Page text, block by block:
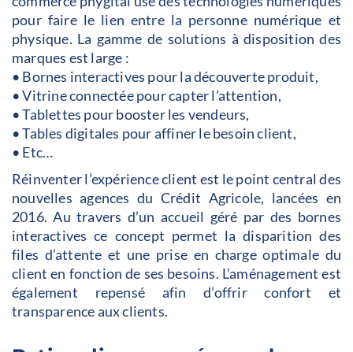
pour faire le lien entre la personne numérique et
physique. La gamme de solutions à disposition des
marques est large :
• Bornes interactives pour la découverte produit,
• Vitrine connectée pour capter l’attention,
• Tablettes pour booster les vendeurs,
• Tables digitales pour affiner le besoin client,
• Etc…
Réinventer l’expérience client est le point central des
nouvelles agences du Crédit Agricole, lancées en
2016. Au travers d’un accueil géré par des bornes
interactives ce concept permet la disparition des
files d’attente et une prise en charge optimale du
client en fonction de ses besoins. L’aménagement est
également repensé afin d’offrir confort et
transparence aux clients.